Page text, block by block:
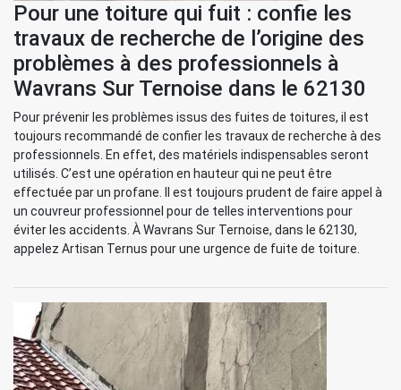
Pour une toiture qui fuit : confie les
travaux de recherche de l’origine des
problèmes à des professionnels à
Wavrans Sur Ternoise dans le 62130
Pour prévenir les problèmes issus des fuites de toitures, il est
toujours recommandé de confier les travaux de recherche à des
professionnels. En effet, des matériels indispensables seront
utilisés. C’est une opération en hauteur qui ne peut être
effectuée par un profane. Il est toujours prudent de faire appel à
un couvreur professionnel pour de telles interventions pour
éviter les accidents. À Wavrans Sur Ternoise, dans le 62130,
appelez Artisan Ternus pour une urgence de fuite de toiture.